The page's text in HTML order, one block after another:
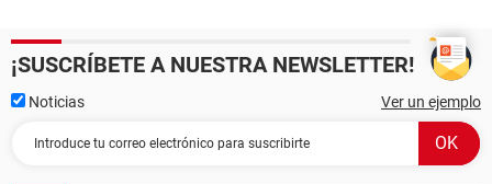
¡SUSCRÍBETE A NUESTRA NEWSLETTER!
Noticias Ver un ejemplo